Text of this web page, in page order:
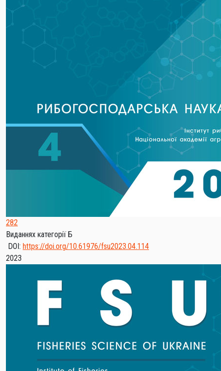
282
Виданнях категорії Б
DOI: https://doi.org/10.61976/fsu2023.04.114
2023